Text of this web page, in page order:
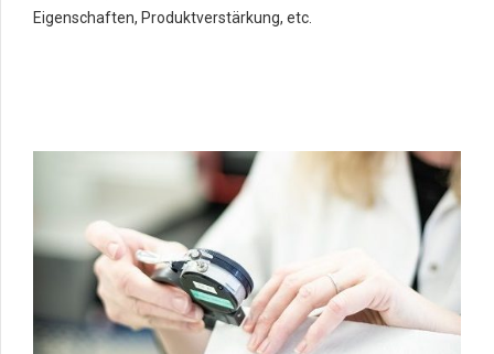
Eigenschaften, Produktverstärkung, etc.